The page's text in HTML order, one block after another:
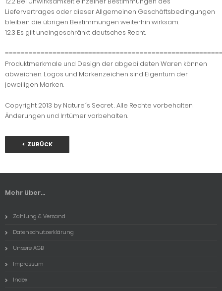
Liefervertrages oder dieser Allgemeinen Geschäftsbedingungen
bleiben die übrigen Bestimmungen weiterhin wirksam.
12.3 Es gilt uneingeschränkt deutsches Recht.
Produktmerkmale und Design der abgebildeten Waren können
abweichen. Logos und Markenzeichen sind Eigentum der
jeweiligen Marken.
Copyright 2013 by Nature´s Secret . Alle Rechte vorbehalten.
Änderungen und Irrtümer vorbehalten.
ZURÜCK
Mehr über...
Zahlung & Versand
Datenschutzerklärung
Unsere AGB
Impressum
Index